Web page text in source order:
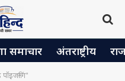
समाचार अंतराष्ट्रीय